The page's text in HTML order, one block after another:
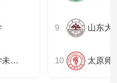
上海师范大学未启用
山东大
太原师